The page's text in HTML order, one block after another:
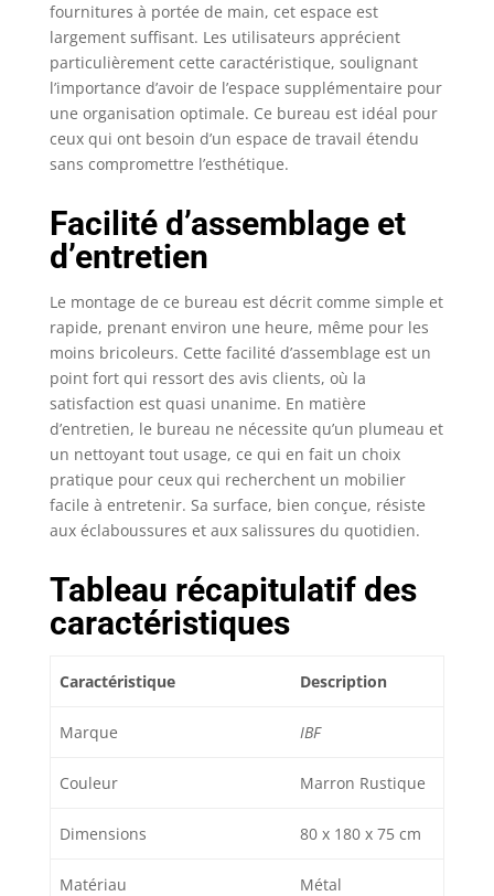
d'ordinateur de 177,8
cm de long offre une
énorme quantité
d'espace pour deux
écrans, imprimante
comme bureau de
direction ou table de
excellent choix pour le
bureau à domicile, y
outre, le bureau de
table extra large peut
être utilisé comme
table de conférence ou
comme grand poste de
personnes. Bureau
multifonction : grâce à
sa taille parfaite et à
son style polyvalent, le
bureau de 177,8 cm de
comme un grand
bureau de travail, un
bureau de direction ou
conférence pour votre
bureau à domicile. Par
bureaux à domicile, ce
offre un plus grand
votre ordinateur
accessoires de bureau.
fournitures à portée de main, cet espace est
largement suffisant. Les utilisateurs apprécient
particulièrement cette caractéristique, soulignant
l’importance d’avoir de l’espace supplémentaire pour
une organisation optimale. Ce bureau est idéal pour
ceux qui ont besoin d’un espace de travail étendu
sans compromettre l’esthétique.
Facilité d’assemblage et
d’entretien
Le montage de ce bureau est décrit comme simple et
rapide, prenant environ une heure, même pour les
moins bricoleurs. Cette facilité d’assemblage est un
point fort qui ressort des avis clients, où la
satisfaction est quasi unanime. En matière
d’entretien, le bureau ne nécessite qu’un plumeau et
un nettoyant tout usage, ce qui en fait un choix
pratique pour ceux qui recherchent un mobilier
facile à entretenir. Sa surface, bien conçue, résiste
aux éclaboussures et aux salissures du quotidien.
Tableau récapitulatif des
caractéristiques
Caractéristique Description
Marque IBF
Couleur Marron Rustique
Dimensions 80 x 180 x 75 cm
Matériau Métal